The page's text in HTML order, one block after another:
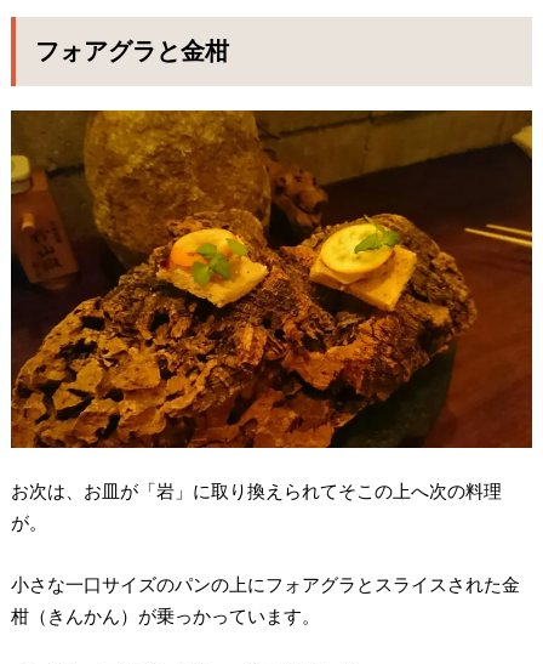
フォアグラと金柑
お次は、お皿が「岩」に取り換えられてそこの上へ次の料理
が。
小さな一口サイズのパンの上にフォアグラとスライスされた金
柑（きんかん）が乗っかっています。